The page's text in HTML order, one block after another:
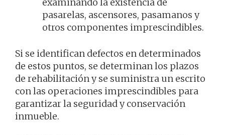
pasarelas, ascensores, pasamanos y
otros componentes imprescindibles.
Si se identifican defectos en determinados
de estos puntos, se determinan los plazos
de rehabilitación y se suministra un escrito
con las operaciones imprescindibles para
garantizar la seguridad y conservación
inmueble.